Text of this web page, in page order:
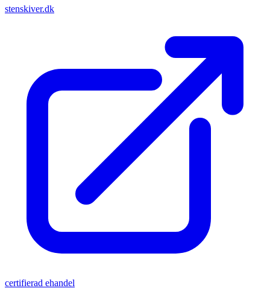
stenskiver.dk
certifierad ehandel